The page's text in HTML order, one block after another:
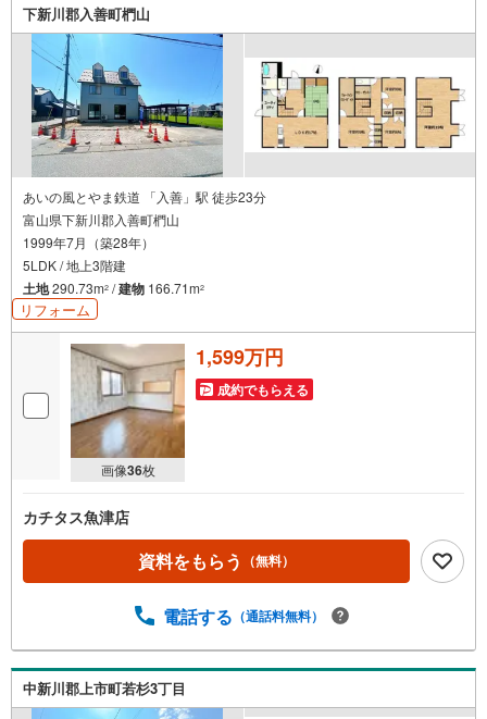
下新川郡入善町椚山
あいの風とやま鉄道 「入善」駅 徒歩23分
富山県下新川郡入善町椚山
1999年7月（築28年）
5LDK / 地上3階建
土地290.73m2 /建物 166.71m2
リフォーム
画像36枚
1,599万円
成約でもらえる
カチタス魚津店
資料をもらう （無料）
電話する （通話料無料）
中新川郡上市町若杉3丁目